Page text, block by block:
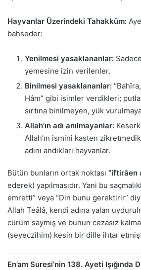
Hayvanlar Üzerindeki Tahakküm:
bahseder:
Yenilmesi yasaklananlar:
yemesine izin verilenler.
Binilmesi yasaklananlar:
Hâm” gibi isimler verdikleri;
sırtına binilmeyen, yük
Allah’ın adı anılmayanlar:
Allah’ın ismini kasten
adını andıkları hayvanlar.
Bütün bunların ortak noktası “iftirâen
ederek) yapılmasıdır. Yani bu
emretti” veya “Din bunu gerektirir”
Allah Teâlâ, kendi adına yalan
cürüm saymış ve bunun cezasız
(seyeczîhim) kesin bir dille ihtar
En’am Suresi’nin 138. Ayeti Işığında